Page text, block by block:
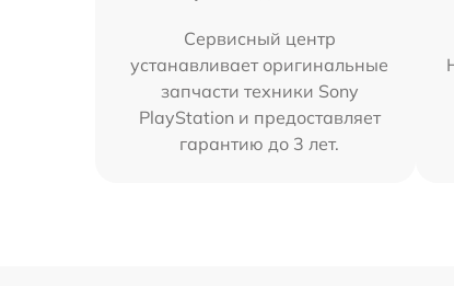
Сервисный центр
устанавливает оригинальные
запчасти техники Sony
PlayStation и предоставляет
гарантию до 3 лет.